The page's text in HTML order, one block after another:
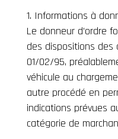
Informations à
Le donneur d’ordre
des dispositions
01/02/95,
véhicule au
autre procédé en
indications prévues
catégorie de